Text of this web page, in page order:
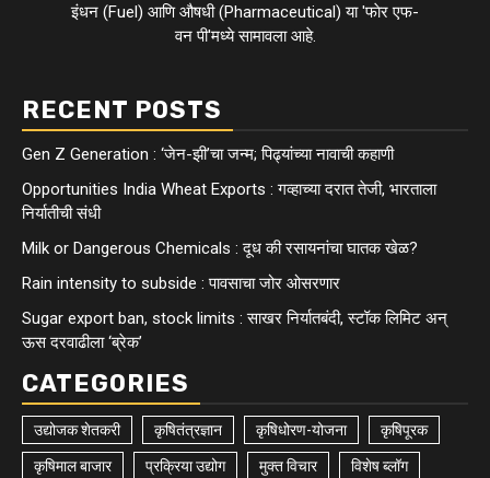
इंधन (Fuel) आणि औषधी (Pharmaceutical) या 'फाेर एफ-
वन पी'मध्ये सामावला आहे.
RECENT POSTS
Gen Z Generation : ‘जेन-झी’चा जन्म; पिढ्यांच्या नावाची कहाणी
Opportunities India Wheat Exports : गव्हाच्या दरात तेजी, भारताला
निर्यातीची संधी
Milk or Dangerous Chemicals : दूध की रसायनांचा घातक खेळ?
Rain intensity to subside : पावसाचा जोर ओसरणार
Sugar export ban, stock limits : साखर निर्यातबंदी, स्टॉक लिमिट अन्
ऊस दरवाढीला ‘ब्रेक’
CATEGORIES
उद्योजक शेतकरी कृषितंत्रज्ञान कृषिधोरण-योजना कृषिपूरक
कृषिमाल बाजार प्रक्रिया उद्योग मुक्त विचार विशेष ब्लॉग